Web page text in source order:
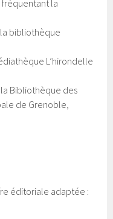
la
bibliothèque
L’hirondelle
la Bibliothèque des
de Grenoble,
éditoriale adaptée :